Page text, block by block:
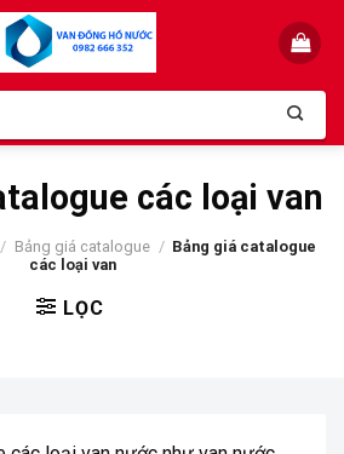
các loại van
/ Bảng giá catalogue / Bảng giá catalogue
các loại van
LỌC